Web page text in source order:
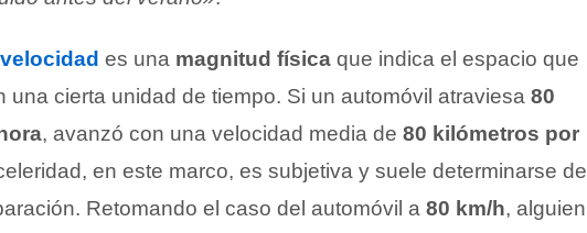
velocidad es una magnitud física que indica el espacio que
una cierta unidad de tiempo. Si un automóvil atraviesa 80
, avanzó con una velocidad media de 80 kilómetros por
en este marco, es subjetiva y suele determinarse de
Retomando el caso del automóvil a 80 km/h, alguien